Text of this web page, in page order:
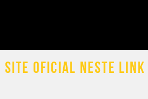
SITE OFICIAL NESTE LINK